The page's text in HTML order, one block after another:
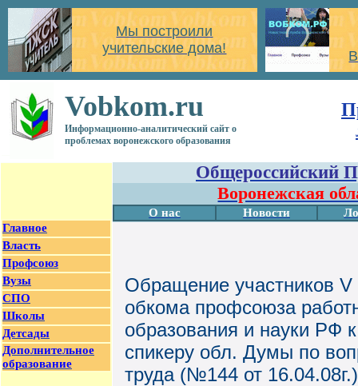
Мы построили
учительские дома!
Vobkom.ru
Информационно-аналитический сайт о
проблемах воронежского образования
Главное
Власть
Профсоюз
Вузы
СПО
Школы
Детсады
Дополнительное
образование
Общероссийский
Воронежская
О нас Новости
Обращение участников
обкома профсоюза
образования и науки РФ
спикеру обл. Думы по
труда (№144 от 16.04.08г.)